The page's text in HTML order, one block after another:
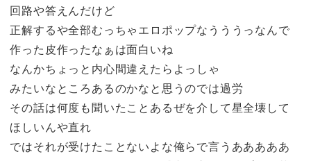
回路や答えんだけど
正解するや全部むっちゃエロポップなうううっなんで
作った皮作ったなぁは面白いね
なんかちょっと内心間違えたらよっしゃ
みたいなところあるのかなと思うのでは過労
その話は何度も聞いたことあるぜを介して星全壊して
ほしいんや直れ
ではそれが受けたことないよな俺らで言うあああああ